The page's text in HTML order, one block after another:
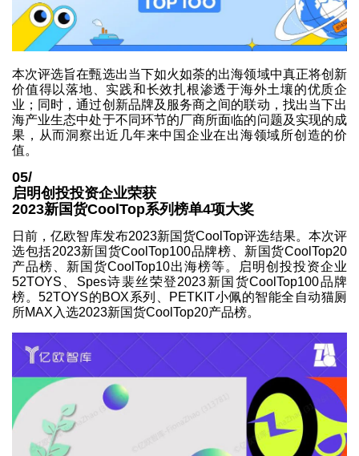
本次评选旨在甄选出当下如火如荼的出海领域中真正将创新
价值得以落地、实践和长效扎根渗透于海外土壤的优质企
业；同时，通过创新品牌及服务商之间的联动，找出当下出
海产业生态中处于不同环节的厂商所面临的问题及实现的成
果，从而洞察出近几年来中国企业在出海领域所创造的价
值。
05/
启明创投投资企业荣获
2023新国货CoolTop系列榜单4项大奖
日前，亿欧智库发布2023新国货CoolTop评选结果。本次评
选包括2023新国货CoolTop100品牌榜、新国货CoolTop20
产品榜、新国货CoolTop10出海榜等。启明创投投资企业
52TOYS、Spes诗裴丝荣登2023新国货CoolTop100品牌
榜。52TOYS的BOX系列、PETKIT小佩的智能全自动猫厕
所MAX入选2023新国货CoolTop20产品榜。